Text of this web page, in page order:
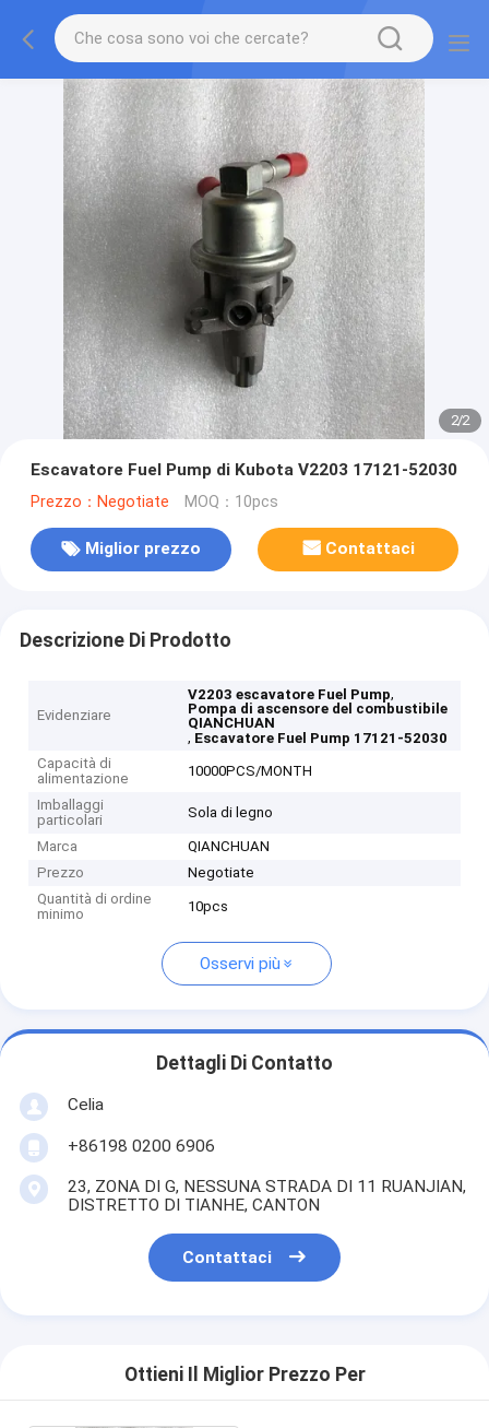
2/2
Escavatore Fuel Pump di Kubota V2203 17121-52030
Prezzo：Negotiate MOQ：10pcs
Miglior prezzo Contattaci
Descrizione Di Prodotto
Evidenziare
V2203 escavatore Fuel Pump,
Pompa di ascensore del combustibile
QIANCHUAN
, Escavatore Fuel Pump 17121-52030
Capacità di
alimentazione
10000PCS/MONTH
Imballaggi
particolari
Sola di legno
Marca
QIANCHUAN
Prezzo
Negotiate
Quantità di ordine
minimo
10pcs
Osservi più
Dettagli Di Contatto
Celia
+86198 0200 6906
23, ZONA DI G, NESSUNA STRADA DI 11 RUANJIAN,
DISTRETTO DI TIANHE, CANTON
Contattaci
Ottieni Il Miglior Prezzo Per